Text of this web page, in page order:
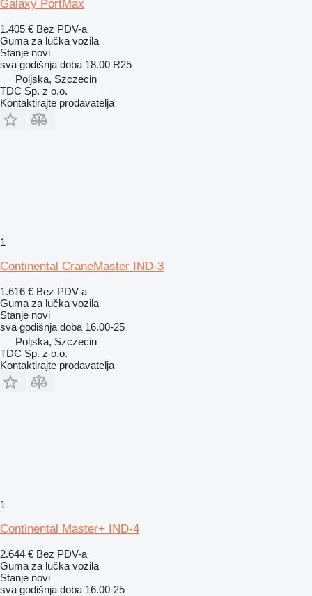
Galaxy PortMax
1.405 € Bez PDV-a
Guma za lučka vozila
Stanje novi
sva godišnja doba 18.00 R25
Poljska, Szczecin
TDC Sp. z o.o.
Kontaktirajte prodavatelja
1
Continental CraneMaster IND-3
1.616 € Bez PDV-a
Guma za lučka vozila
Stanje novi
sva godišnja doba 16.00-25
Poljska, Szczecin
TDC Sp. z o.o.
Kontaktirajte prodavatelja
1
Continental Master+ IND-4
2.644 € Bez PDV-a
Guma za lučka vozila
Stanje novi
sva godišnja doba 16.00-25